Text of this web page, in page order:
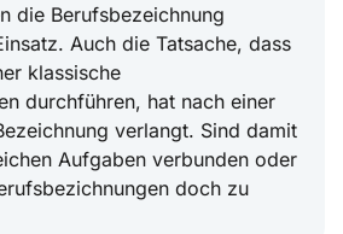
die Berufsbezeichnung
Auch die Tatsache, dass
klassische
durchführen, hat nach einer
verlangt. Sind damit
Aufgaben verbunden oder
doch zu